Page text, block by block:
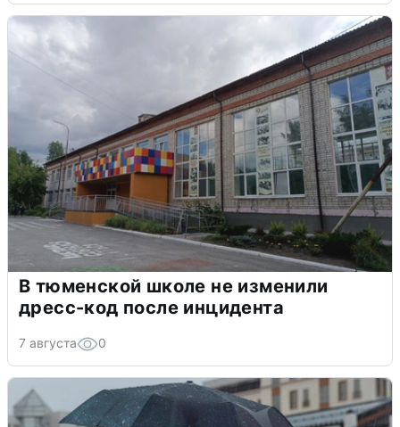
В тюменской школе не изменили
дресс-код после инцидента
7 августа 0